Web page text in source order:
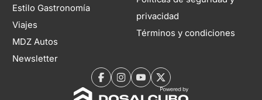
Estilo Gastronomía
Viajes
MDZ Autos
Newsletter
privacidad
Términos y condiciones